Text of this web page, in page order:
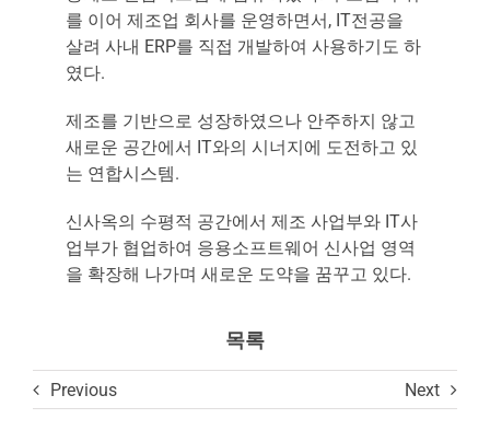
를 이어 제조업 회사를 운영하면서, IT전공을
살려 사내 ERP를 직접 개발하여 사용하기도 하
였다.
제조를 기반으로 성장하였으나 안주하지 않고
새로운 공간에서 IT와의 시너지에 도전하고 있
는 연합시스템.
신사옥의 수평적 공간에서 제조 사업부와 IT사
업부가 협업하여 응용소프트웨어 신사업 영역
을 확장해 나가며 새로운 도약을 꿈꾸고 있다.
목록
Previous Next